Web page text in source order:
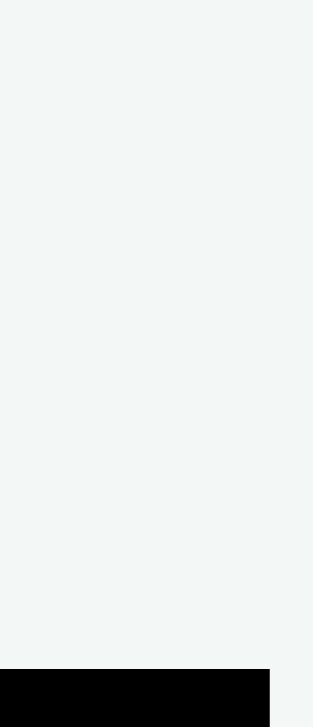
häufig ein Gefühl der Überforderung und stehen
Demenz selbst oder auch zwischen den pflegenden
und den eigenen Bedürfnissen und Aufgaben
auswirken? Dies ist eine der Fragestellungen,
„Meditation“, „Trauerbewältigung“ und „positive
vor und präsentiert praktische Beispiele aus